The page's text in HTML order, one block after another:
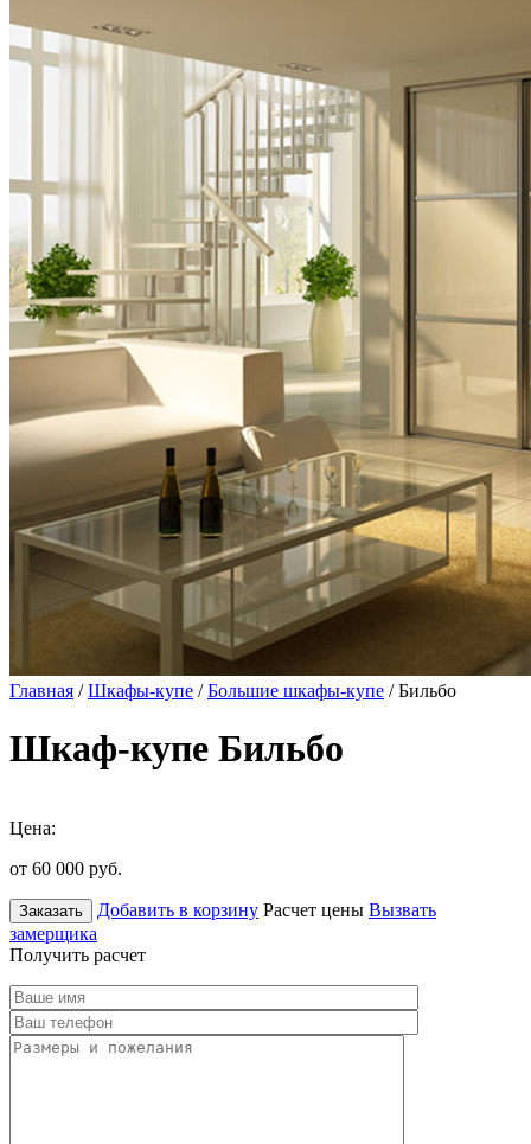
Главная /Шкафы-купе /Большие шкафы-купе / Бильбо
Шкаф-купе Бильбо
Цена:
от 60 000 руб.
Заказать Добавить в корзину Расчет цены Вызвать
замерщика
Получить расчет